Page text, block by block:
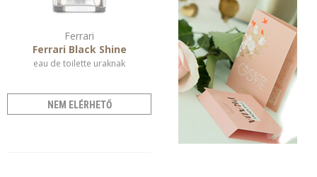
Ferrari
Ferrari Black Shine
eau de toilette uraknak
NEM ELÉRHETŐ